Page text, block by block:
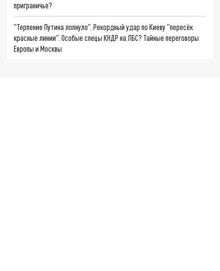
приграничье?
"Терпение Путина лопнуло". Рекордный удар по Киеву "пересёк
красные линии". Особые спецы КНДР на ЛБС? Тайные переговоры
Европы и Москвы